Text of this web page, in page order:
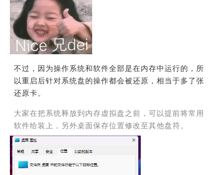
不过，因为操作系统和软件全部是在内存中运行的，所
以重启后针对系统盘的操作都会被还原， 相当于多了张
还原卡。
大家在把系统释放到内存虚拟盘之前，可以提前将常用
软件给装上，另外桌面保存位置修改至其他盘符。